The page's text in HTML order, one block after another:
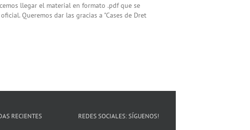
llegar el material en formato .pdf que se
Queremos dar las gracias a "Cases de Dret
RECIENTES REDES SOCIALES: SÍGUENOS!